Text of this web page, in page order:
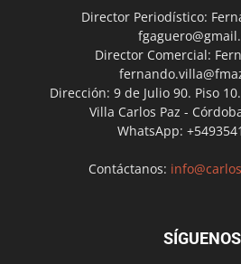
Director Periodístico:
Director Comercial:
Dirección: 9 de Julio 90. Piso
Villa Carlos Paz -
WhatsApp:
Contáctanos:
SÍGUENOS